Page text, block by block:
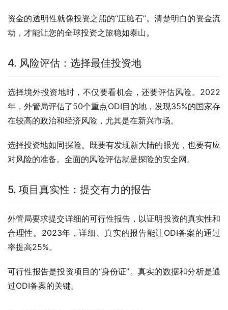
资金的透明性就像投资之船的“压舱石”。清楚明白的资金流
动，才能让您的全球投资之旅稳如泰山。
4. 风险评估：选择最佳投资地
选择境外投资地时，不仅要看机会，还要评估风险。2022
年，外管局评估了50个重点ODI目的地，发现35%的国家存
在较高的政治和经济风险，尤其是在新兴市场。
选择投资地如同探险。既要有发现新大陆的眼光，也要有应
对风险的准备。全面的风险评估就是探险的安全网。
5. 项目真实性：提交有力的报告
外管局要求提交详细的可行性报告，以证明投资的真实性和
合理性。2023年，详细、真实的报告能让ODI备案的通过
率提高25%。
可行性报告是投资项目的“身份证”。真实的数据和分析是通
过ODI备案的关键。